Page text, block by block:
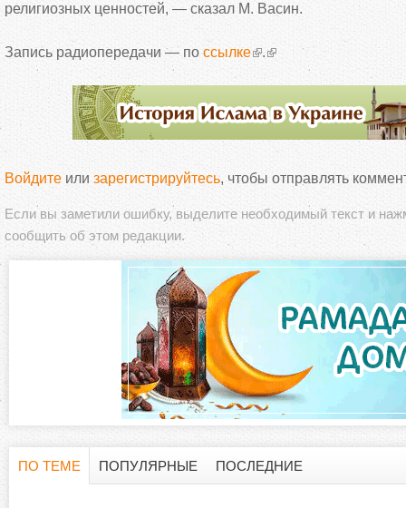
религиозных ценностей, — сказал М. Васин.
Запись радиопередачи — по ссылке .
Войдите или зарегистрируйтесь, чтобы отправлять
Если вы заметили ошибку, выделите необходимый текст и
сообщить об этом редакции.
ПО ТЕМЕ
ПОПУЛЯРНЫЕ ПОСЛЕДНИЕ